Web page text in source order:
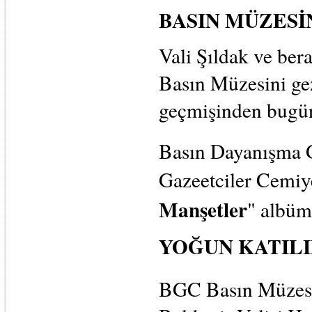
BASIN
Vali Şıldak ve
Basın Müzesini
geçmişinden
Basın
Gazeetciler
Manşetler"
YOĞUN
BGC Basın